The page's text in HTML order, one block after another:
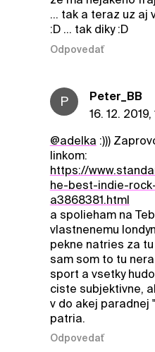
... tak a teraz uz aj
:D ... tak diky :D
Odpovedať
P
Peter_BB
16. 12.
@adelka :)))
linkom:
https://
he-best-indie-
a3868381.html
a spolieham na
vlastnenemu
pekne natries za tu
sam som to tu
sport a vsetky
ciste subjektivne,
v do akej paradnej
patria.
Odpovedať